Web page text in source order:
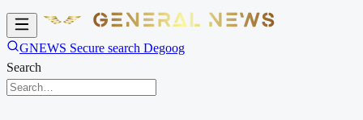
GNEWS Secure search Degoog
Search